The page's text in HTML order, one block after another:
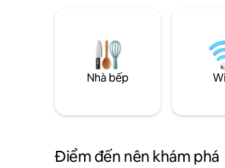
Nhà bếp
Điểm đến nên khám phá